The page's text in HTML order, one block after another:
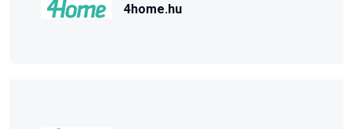
4home.hu